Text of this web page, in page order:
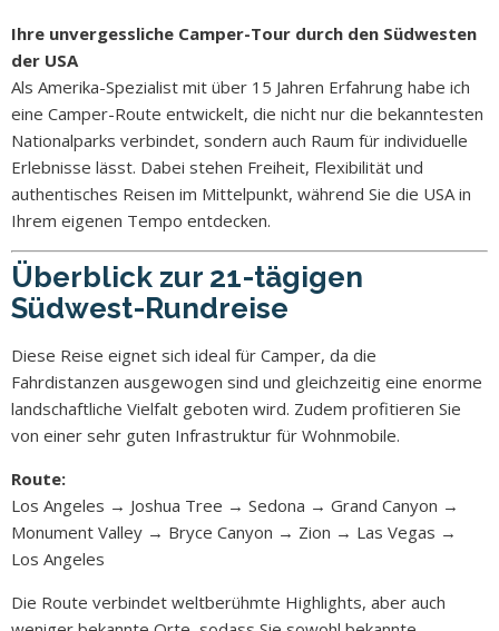
Ihre unvergessliche Camper-Tour durch den Südwesten
der USA
Als Amerika-Spezialist mit über 15 Jahren Erfahrung habe ich
eine Camper-Route entwickelt, die nicht nur die bekanntesten
Nationalparks verbindet, sondern auch Raum für individuelle
Erlebnisse lässt. Dabei stehen Freiheit, Flexibilität und
authentisches Reisen im Mittelpunkt, während Sie die USA in
Ihrem eigenen Tempo entdecken.
Überblick zur 21-tägigen
Südwest-Rundreise
Diese Reise eignet sich ideal für Camper, da die
Fahrdistanzen ausgewogen sind und gleichzeitig eine enorme
landschaftliche Vielfalt geboten wird. Zudem profitieren Sie
von einer sehr guten Infrastruktur für Wohnmobile.
Route:
Los Angeles → Joshua Tree → Sedona → Grand Canyon →
Monument Valley → Bryce Canyon → Zion → Las Vegas →
Los Angeles
Die Route verbindet weltberühmte Highlights, aber auch